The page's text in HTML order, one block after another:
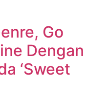
Go
Dengan
‘Sweet